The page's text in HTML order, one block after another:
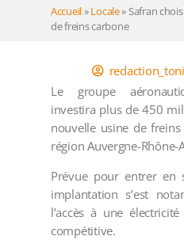
Accueil»Locale»Safran
de freins carbone
Le groupe
investira plus de 450
nouvelle usine de freins
région Auvergne-Rhône-
Prévue pour entrer en
implantation s’est
l’accès à une
compétitive.